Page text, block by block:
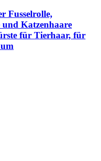
Fusselrolle,
Katzenhaare
für Tierhaar, für